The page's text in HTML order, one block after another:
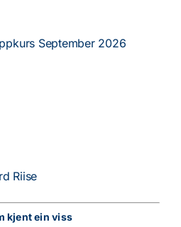
September 2026
Riise
kjent ein viss